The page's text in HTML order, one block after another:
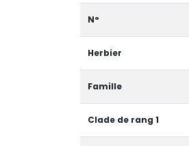
N°
Herbier
Famille
Clade de rang 1